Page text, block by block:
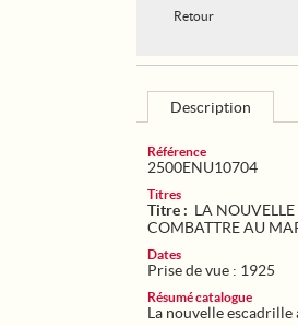
Retour
Description
Référence
2500ENU10704
Titres
Titre : LA
COMBATTRE AU
Dates
Prise de vue : 1925
Résumé catalogue
La nouvelle escadrille